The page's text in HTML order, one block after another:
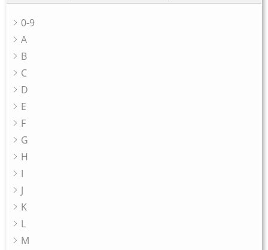
0-9
A
B
C
D
E
F
G
H
I
J
K
L
M